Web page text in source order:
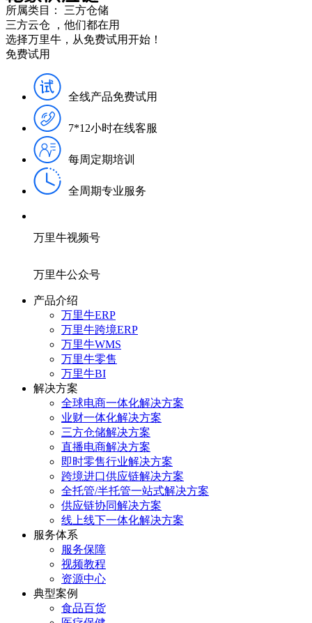
所属类目：
三方仓储
三方云仓
，他们都在用
选择万里牛，从免费试用开始！
免费试用
全线产品免费试用
7*12小时在线客服
每周定期培训
全周期专业服务
万里牛视频号
万里牛公众号
产品介绍
万里牛ERP
万里牛跨境ERP
万里牛WMS
万里牛零售
万里牛BI
解决方案
全球电商一体化解决方案
业财一体化解决方案
三方仓储解决方案
直播电商解决方案
即时零售行业解决方案
跨境进口供应链解决方案
全托管/半托管一站式解决方案
供应链协同解决方案
线上线下一体化解决方案
服务体系
服务保障
视频教程
资源中心
典型案例
食品百货